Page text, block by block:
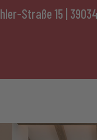
Straße 15 |